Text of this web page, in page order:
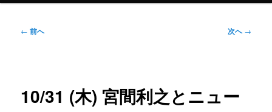
イ
ン
ン
投
ゲ
← 前へ 次へ→
10/31 (木) 宮間利之とニュー